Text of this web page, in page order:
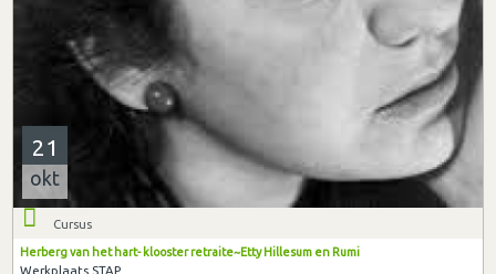
21
okt
Cursus
Herberg van het hart- klooster retraite~Etty Hillesum en Rumi
Werkplaats STAP